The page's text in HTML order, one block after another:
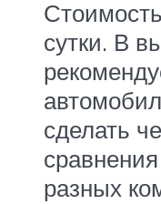
сутки. В
сделать
разных